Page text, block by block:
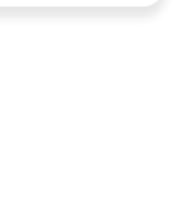
Почему в
на